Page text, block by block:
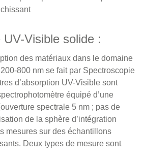
Visible solide :
des matériaux dans le domaine
800 nm se fait par Spectroscopie
d’absorption UV-Visible sont
équipé d’une
spectrale 5 nm ; pas de
de la sphère d’intégration
mesures sur des échantillons
Deux types de mesure sont